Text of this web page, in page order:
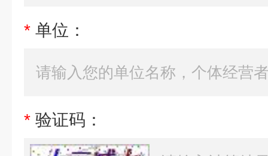
* 单位：
* 验证码：